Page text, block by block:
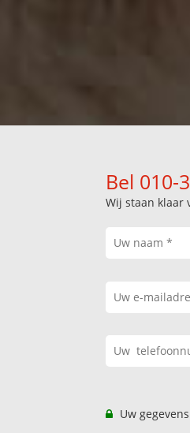
Bel
Wij staan klaar
Uw